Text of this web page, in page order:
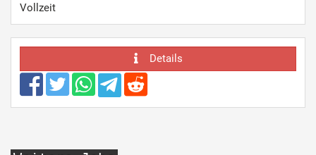
Vollzeit
Details